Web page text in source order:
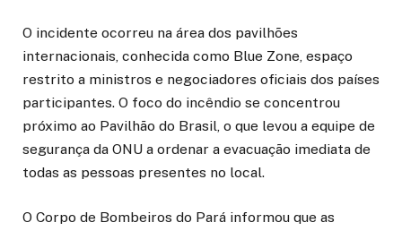
O incidente ocorreu na área dos pavilhões
internacionais, conhecida como Blue Zone, espaço
restrito a ministros e negociadores oficiais dos países
participantes. O foco do incêndio se concentrou
próximo ao Pavilhão do Brasil, o que levou a equipe de
segurança da ONU a ordenar a evacuação imediata de
todas as pessoas presentes no local.
O Corpo de Bombeiros do Pará informou que as